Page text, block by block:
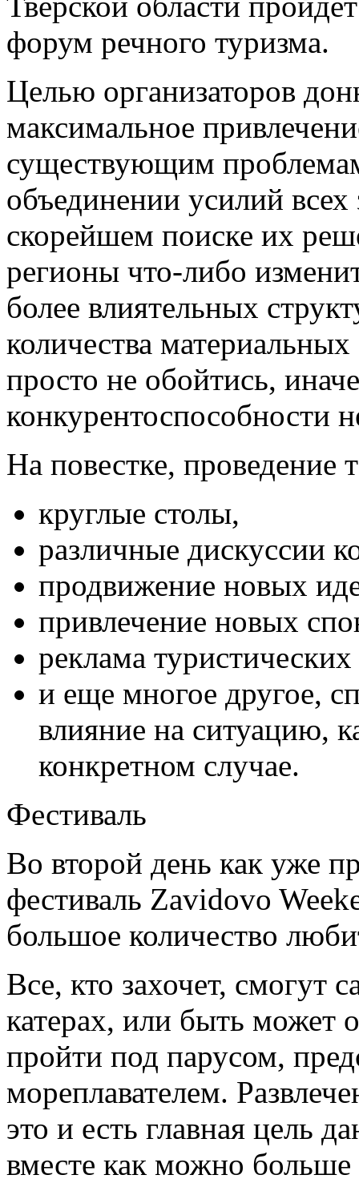
форум речного туризма.
Целью организаторов
максимальное
существующим
объединении усилий
скорейшем поиске их
регионы что-либо
более влиятельных
количества
просто не обойтись,
конкурентоспособности
На повестке, проведение
круглые столы,
различные дискуссии
продвижение новых
привлечение новых
реклама
и еще многое другое,
влияние на ситуацию,
конкретном случае.
Фестиваль
Во второй день как уже
фестиваль Zavidovo
большое количество
Все, кто захочет, смогут
катерах, или быть может
пройти под парусом,
мореплавателем.
это и есть главная цель
вместе как можно больше